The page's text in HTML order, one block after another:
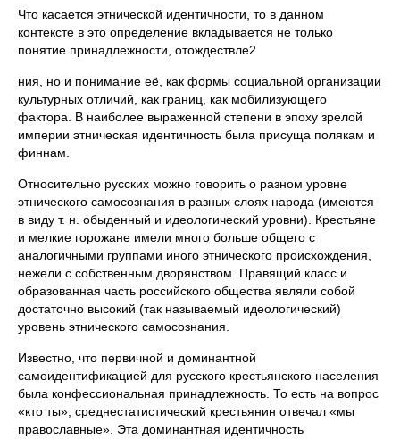
Что касается этнической идентичности, то в данном
контексте в это определение вкладывается не только
понятие принадлежности, отождествле2
ния, но и понимание её, как формы социальной организации
культурных отличий, как границ, как мобилизующего
фактора. В наиболее выраженной степени в эпоху зрелой
империи этническая идентичность была присуща полякам и
финнам.
Относительно русских можно говорить о разном уровне
этнического самосознания в разных слоях народа (имеются
в виду т. н. обыденный и идеологический уровни). Крестьяне
и мелкие горожане имели много больше общего с
аналогичными группами иного этнического происхождения,
нежели с собственным дворянством. Правящий класс и
образованная часть российского общества являли собой
достаточно высокий (так называемый идеологический)
уровень этнического самосознания.
Известно, что первичной и доминантной
самоидентификацией для русского крестьянского населения
была конфессиональная принадлежность. То есть на вопрос
«кто ты», среднестатистический крестьянин отвечал «мы
православные». Эта доминантная идентичность